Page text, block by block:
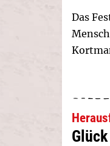
Das